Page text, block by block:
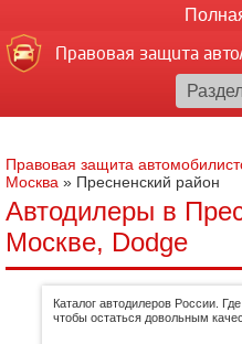
Правовая защита
Правовая защита
Москва » Пресненский район
Автодилеры в
Москве, Dodge
Каталог автодилеров России.
чтобы остаться довольным